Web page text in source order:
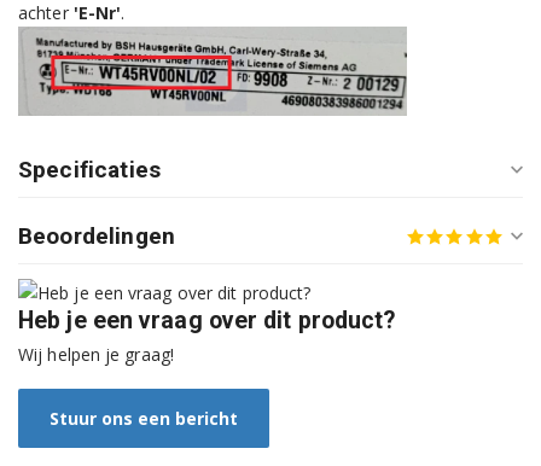
R7380X1EU/39
R7380X1EU/40
R7380X1EU/45
R7380X1EU/46
R8580X0GB/27
R8580X0GB/30
WT34V100/01
achter 'E-Nr'.
Specificaties
Beoordelingen
Heb je een vraag over dit product?
Wij helpen je graag!
Stuur ons een bericht